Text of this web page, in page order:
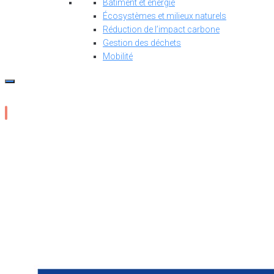
Bâtiment et énergie
Écosystèmes et milieux naturels
Réduction de l’impact carbone
Gestion des déchets
Mobilité